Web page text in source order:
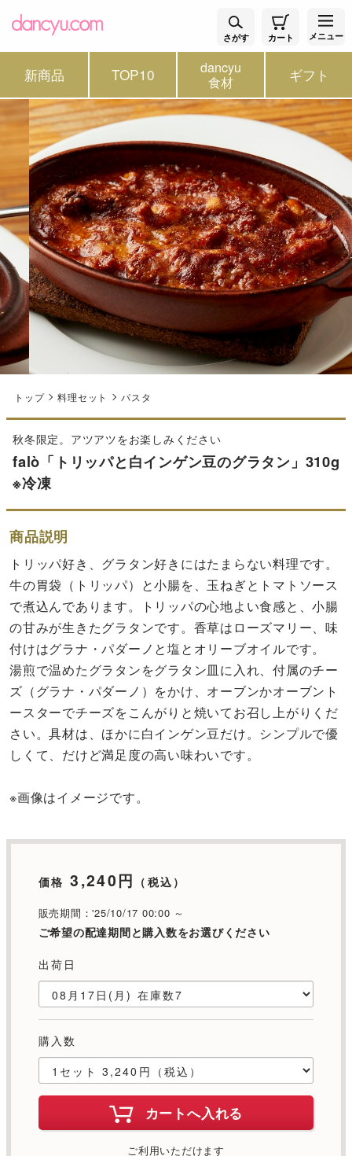
さがす カート メニュー
新商品 TOP10 dancyu
食材 ギフト
トップ 料理セット パスタ
秋冬限定。アツアツをお楽しみください
falò「トリッパと白インゲン豆のグラタン」310g
※冷凍
商品説明
トリッパ好き、グラタン好きにはたまらない料理です。
牛の胃袋（トリッパ）と小腸を、玉ねぎとトマトソース
で煮込んであります。トリッパの心地よい食感と、小腸
の甘みが生きたグラタンです。香草はローズマリー、味
付けはグラナ・パダーノと塩とオリーブオイルです。
湯煎で温めたグラタンをグラタン皿に入れ、付属のチー
ズ（グラナ・パダーノ）をかけ、オーブンかオーブント
ースターでチーズをこんがりと焼いてお召し上がりくだ
さい。具材は、ほかに白インゲン豆だけ。シンプルで優
しくて、だけど満足度の高い味わいです。
※画像はイメージです。
価格 3,240円 （税込）
販売期間：'25/10/17 00:00 ～
ご希望の配達期間と購入数をお選びください
出荷日
購入数
カートへ入れる
ご利用いただけます